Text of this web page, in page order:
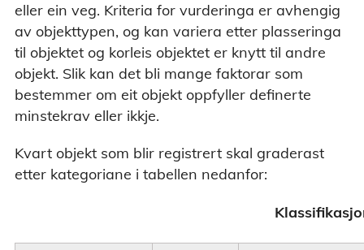
eller ein veg. Kriteria for vurderinga er avhengig
av objekttypen, og kan variera etter plasseringa
til objektet og korleis objektet er knytt til andre
objekt. Slik kan det bli mange faktorar som
bestemmer om eit objekt oppfyller definerte
minstekrav eller ikkje.
Kvart objekt som blir registrert skal graderast
etter kategoriane i tabellen nedanfor: